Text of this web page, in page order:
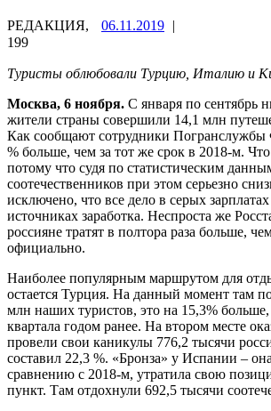
РЕДАКЦИЯ, 06.11.2019 |
199
Туристы облюбовали Турцию, Италию и
Москва, 6 ноября. С января по сентябрь
жители страны совершили 14,1 млн
Как сообщают сотрудники
% больше, чем за тот же срок в 2018-м.
потому что судя по статистическим
соотечественников при этом серьезно
исключено, что все дело в серых
источниках заработка. Неспроста же
россияне тратят в полтора раза больше,
официально.
Наиболее популярным маршрутом для
остается Турция. На данный момент там
млн наших туристов, это на 15,3%
квартала годом ранее. На втором месте
провели свои каникулы 776,2 тысячи
составил 22,3 %. «Бронза» у Испании –
сравнению с 2018-м, утратила свою
пункт. Там отдохнули 692,5 тысячи